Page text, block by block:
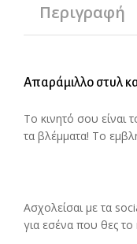
Περιγραφή
Απαράμιλλο στυλ
Το κινητό σου είναι
τα βλέμματα! Το
Ασχολείσαι με τα
για εσένα που θες το